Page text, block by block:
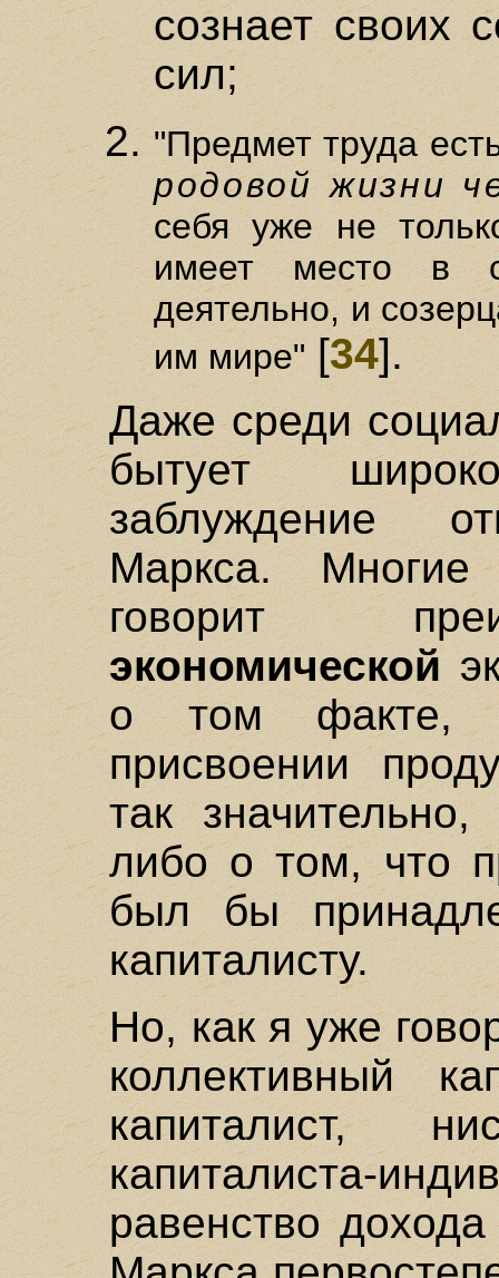
сознает своих
сил;
"Предмет труда
родовой жизни
себя уже не
имеет место в
деятельно, и
им мире" [34].
Даже среди
бытует
заблуждение
Маркса.
говорит
экономической
о том факте,
присвоении
так
либо о том, что
был бы
капиталисту.
Но, как я уже
коллективный
капиталист,
капиталиста-
равенство